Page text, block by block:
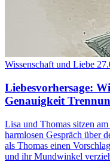
Wissenschaft und Liebe
Liebesvorhersage:
Genauigkeit
Lisa und Thomas sitzen
harmlosen Gespräch über
als Thomas einen
und ihr Mundwinkel